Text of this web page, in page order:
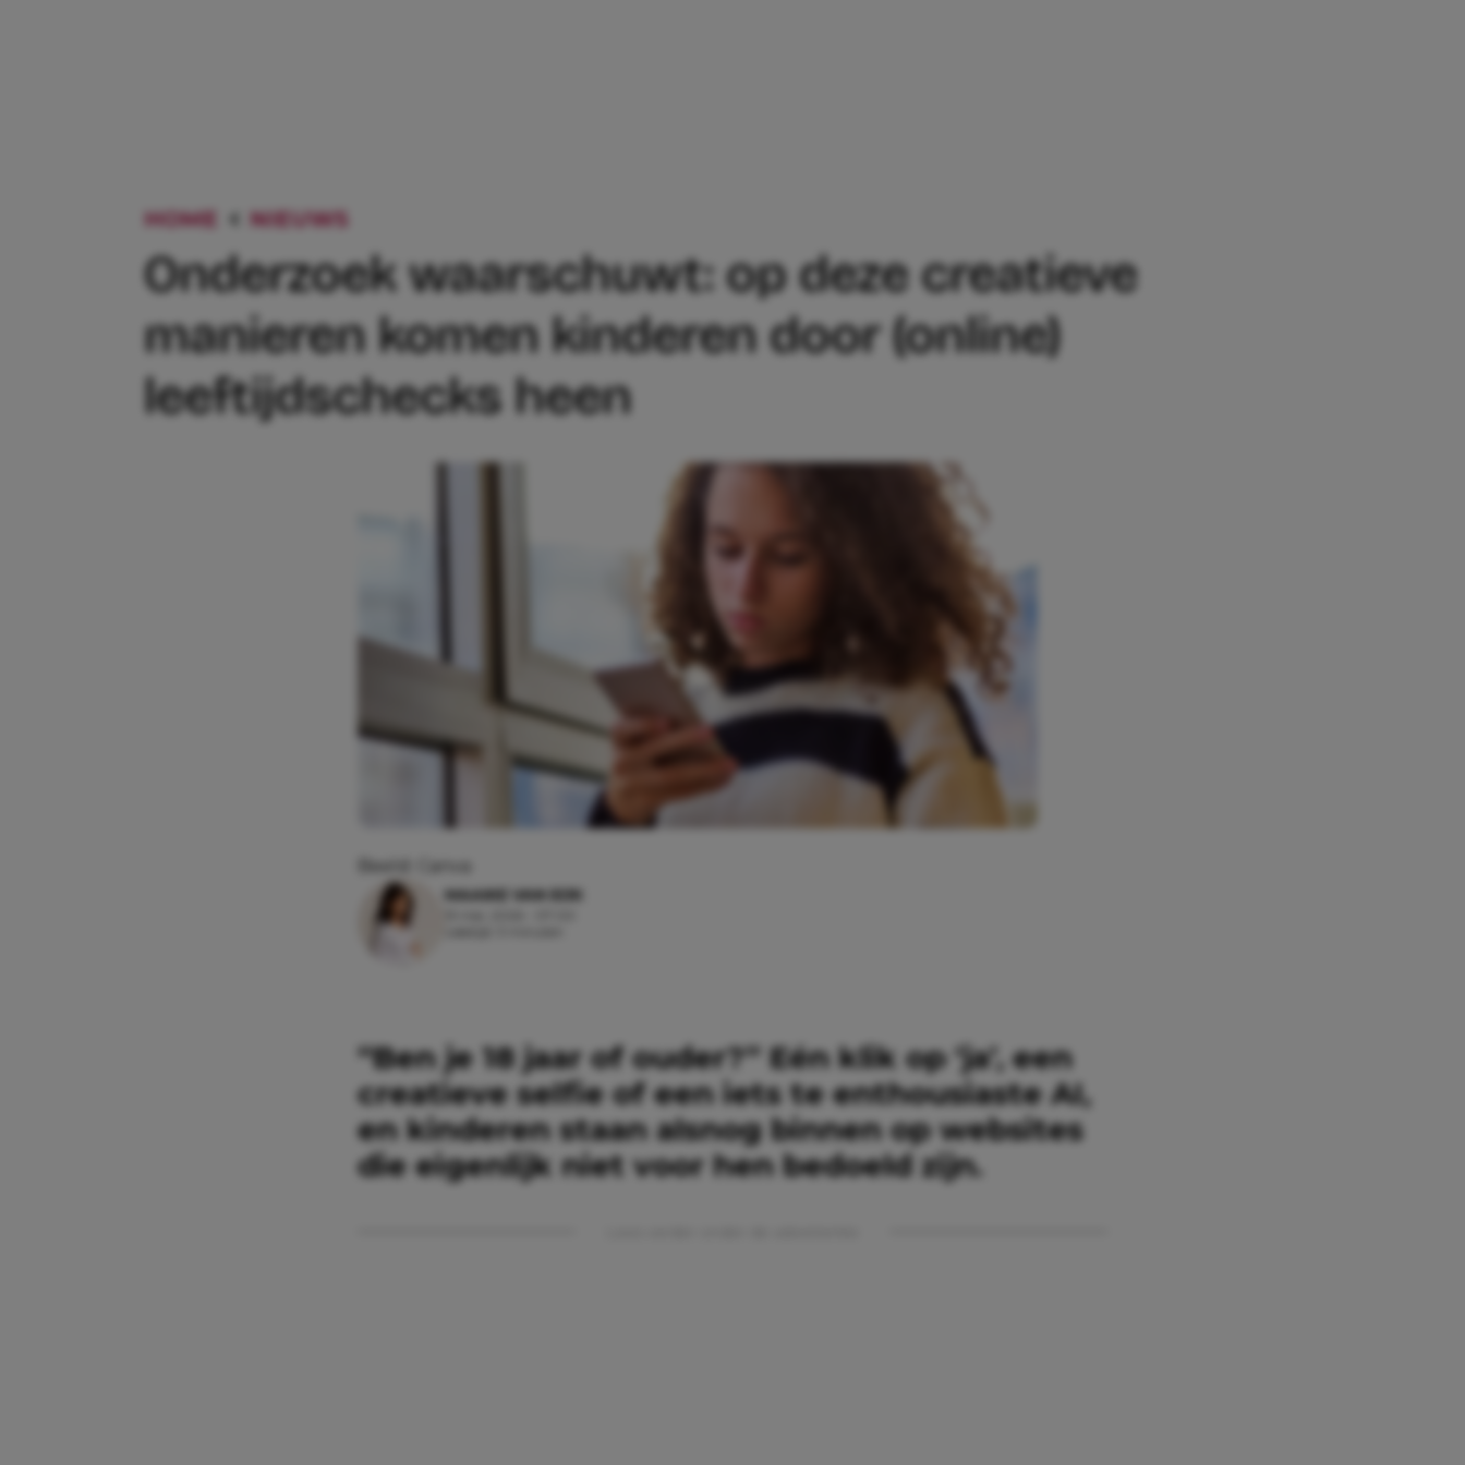
HOME NIEUWS
Onderzoek waarschuwt: op deze creatieve
manieren komen kinderen door (online)
leeftijdschecks heen
MAAIKE VAN EIJK
“Ben je 18 jaar of ouder?” Eén klik op ‘ja’, een
creatieve selfie of een iets te enthousiaste AI,
en kinderen staan alsnog binnen op websites
die eigenlijk niet voor hen bedoeld zijn.